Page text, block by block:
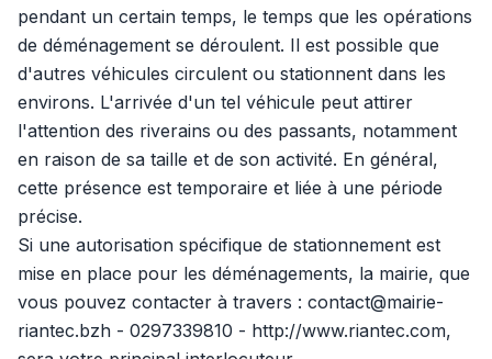
pendant un certain temps, le temps que les opérations
de déménagement se déroulent. Il est possible que
d'autres véhicules circulent ou stationnent dans les
environs. L'arrivée d'un tel véhicule peut attirer
l'attention des riverains ou des passants, notamment
en raison de sa taille et de son activité. En général,
cette présence est temporaire et liée à une période
précise.
Si une autorisation spécifique de stationnement est
mise en place pour les déménagements, la mairie, que
vous pouvez contacter à travers : contact@mairie-
riantec.bzh - 0297339810 - http://www.riantec.com,